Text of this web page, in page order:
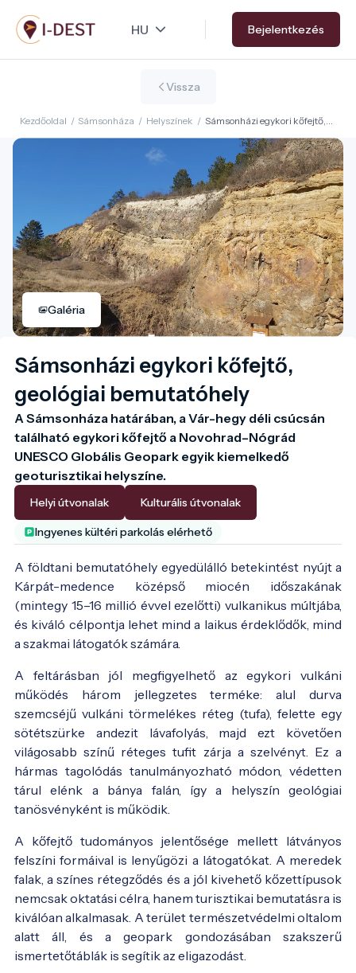
Ugrás
a
tartalomra
Bejelentkezés
Vissza
Kezdőoldal / Sámsonháza / Helyszínek / Sámsonházi egykori kőfejtő,
geológiai bemutatóhely
Galéria
Sámsonházi egykori kőfejtő,
geológiai bemutatóhely
A Sámsonháza határában, a Vár-hegy déli csúcsán
található egykori kőfejtő a Novohrad–Nógrád
UNESCO Globális Geopark egyik kiemelkedő
geoturisztikai helyszíne.
Helyi útvonalak Kulturális útvonalak
Ingyenes kültéri parkolás elérhető
A földtani bemutatóhely egyedülálló betekintést nyújt a
Kárpát-medence középső miocén időszakának
(mintegy 15–16 millió évvel ezelőtti) vulkanikus múltjába,
és kiváló célpontja lehet mind a laikus érdeklődők, mind
a szakmai látogatók számára.
A feltárásban jól megfigyelhető az egykori vulkáni
működés három jellegzetes terméke: alul durva
szemcséjű vulkáni törmelékes réteg (tufa), felette egy
sötétszürke andezit lávafolyás, majd ezt követően
világosabb színű réteges tufit zárja a szelvényt. Ez a
hármas tagolódás tanulmányozható módon, védetten
tárul elénk a bánya falán, így a helyszín geológiai
tanösvényként is működik.
A kőfejtő tudományos jelentősége mellett látványos
felszíni formáival is lenyűgözi a látogatókat. A meredek
falak, a színes rétegződés és a jól kivehető kőzettípusok
nemcsak oktatási célra, hanem turisztikai bemutatásra is
kiválóan alkalmasak. A terület természetvédelmi oltalom
alatt áll, és a geopark gondozásában szakszerű
ismertetőtáblák is segítik az eligazodást.